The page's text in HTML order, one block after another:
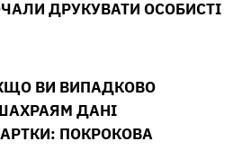
ДРУКУВАТИ ОСОБИСТІ
ВИ ВИПАДКОВО
ДАНІ
ПОКРОКОВА